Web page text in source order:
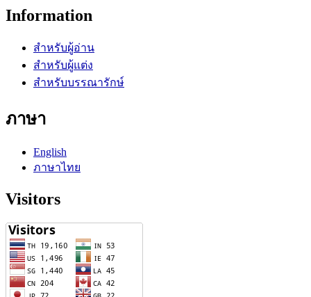
Information
สำหรับผู้อ่าน
สำหรับผู้แต่ง
สำหรับบรรณารักษ์
ภาษา
English
ภาษาไทย
Visitors